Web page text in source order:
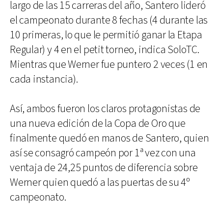
largo de las 15 carreras del año, Santero lideró
el campeonato durante 8 fechas (4 durante las
10 primeras, lo que le permitió ganar la Etapa
Regular) y 4 en el petit torneo, indica SoloTC.
Mientras que Werner fue puntero 2 veces (1 en
cada instancia).
Así, ambos fueron los claros protagonistas de
una nueva edición de la Copa de Oro que
finalmente quedó en manos de Santero, quien
así se consagró campeón por 1ª vez con una
ventaja de 24,25 puntos de diferencia sobre
Werner quien quedó a las puertas de su 4º
campeonato.